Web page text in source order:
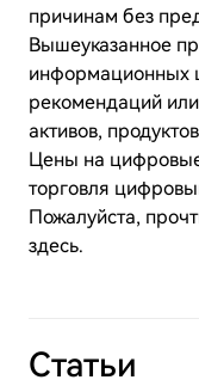
причинам без
Вышеуказанное
информационных
рекомендаций
активов,
Цены на
торговля
Пожалуйста,
здесь.
Статьи